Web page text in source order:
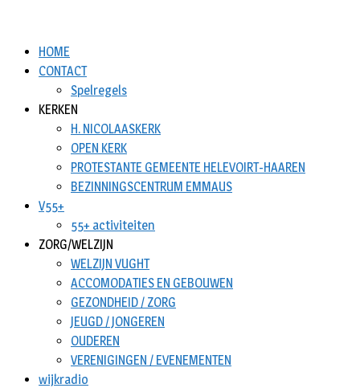
HOME
CONTACT
Spelregels
KERKEN
H. NICOLAASKERK
OPEN KERK
PROTESTANTE GEMEENTE HELEVOIRT-HAAREN
BEZINNINGSCENTRUM EMMAUS
V55+
55+ activiteiten
ZORG/WELZIJN
WELZIJN VUGHT
ACCOMODATIES EN GEBOUWEN
GEZONDHEID / ZORG
JEUGD / JONGEREN
OUDEREN
VERENIGINGEN / EVENEMENTEN
wijkradio